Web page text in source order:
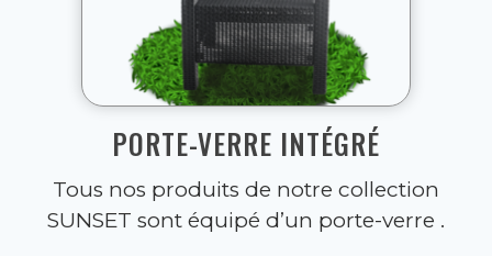
PORTE-VERRE INTÉGRÉ
Tous nos produits de notre collection
SUNSET sont équipé d’un porte-verre .